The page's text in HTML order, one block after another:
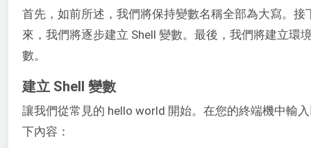
首先，如前所述，我們將保持變數名稱全部為大寫。接
來，我們將逐步建立 Shell 變數。最後，我們將建立環
數。
建立 Shell 變數
讓我們從常見的 hello world 開始。在您的終端機中輸
下內容：